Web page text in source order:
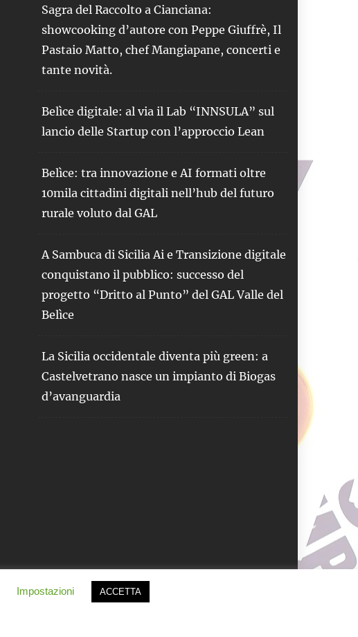
Sagra del Raccolto a Cianciana:
showcooking d’autore con Peppe Giuffrè, Il
Pastaio Matto, chef Mangiapane, concerti e
tante novità.
Belìce digitale: al via il Lab “INNSULA” sul
lancio delle Startup con l’approccio Lean
Belìce: tra innovazione e AI formati oltre
10mila cittadini digitali nell’hub del futuro
rurale voluto dal GAL
A Sambuca di Sicilia Ai e Transizione digitale
conquistano il pubblico: successo del
progetto “Dritto al Punto” del GAL Valle del
Belìce
La Sicilia occidentale diventa più green: a
Castelvetrano nasce un impianto di Biogas
d’avanguardia
Impostazioni ACCETTA